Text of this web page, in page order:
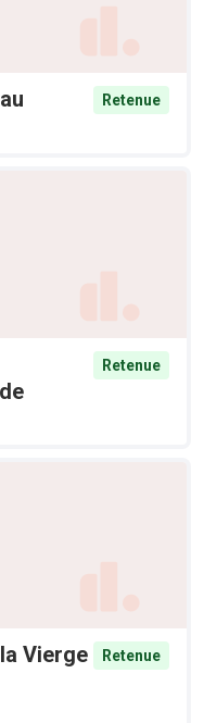
Retenue
Retenue
Vierge
Retenue